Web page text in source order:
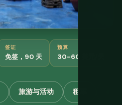
签证
免签，90 天
预算
30-60 美元/天
旅游与活动 租车